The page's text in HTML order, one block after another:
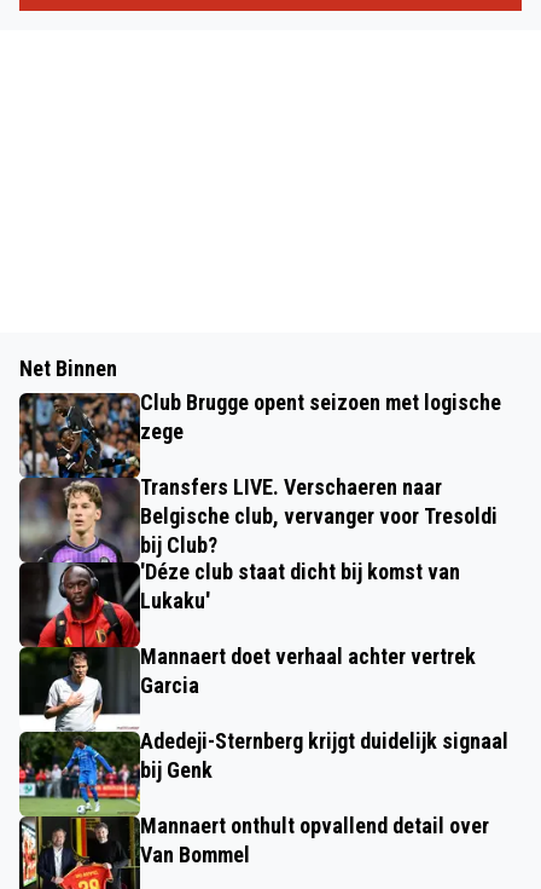
Net Binnen
Club Brugge opent seizoen met logische
zege
Transfers LIVE. Verschaeren naar
Belgische club, vervanger voor Tresoldi
bij Club?
'Déze club staat dicht bij komst van
Lukaku'
Mannaert doet verhaal achter vertrek
Garcia
Adedeji-Sternberg krijgt duidelijk signaal
bij Genk
Mannaert onthult opvallend detail over
Van Bommel